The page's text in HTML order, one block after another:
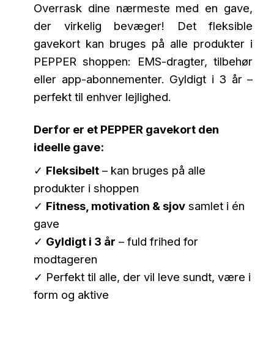
The
options
may
chosen
the
page
Overrask dine nærmeste med en gave,
der virkelig bevæger! Det fleksible
gavekort kan bruges på alle produkter i
PEPPER shoppen: EMS-dragter, tilbehør
eller app-abonnementer. Gyldigt i 3 år –
perfekt til enhver lejlighed.
Derfor er et PEPPER gavekort den
ideelle gave:
✓ Fleksibelt – kan bruges på alle
produkter i shoppen
✓ Fitness, motivation & sjov samlet i én
gave
✓ Gyldigt i 3 år – fuld frihed for
modtageren
✓ Perfekt til alle, der vil leve sundt, være i
form og aktive